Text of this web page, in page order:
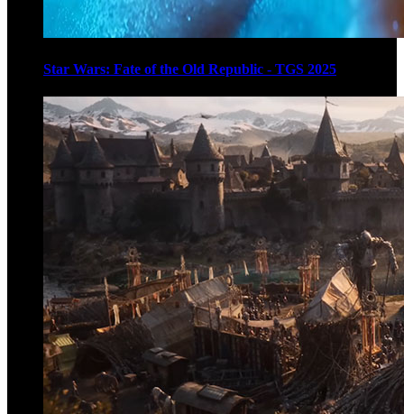
Star Wars: Fate of the Old Republic - TGS 2025